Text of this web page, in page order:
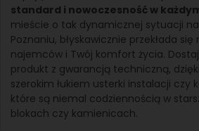
standard i nowoczesność w
mieście o tak dynamicznej sytuacji
Poznaniu, błyskawicznie przekłada
najemców i Twój komfort życia.
produkt z gwarancją techniczną,
szerokim łukiem usterki instalacji czy
które są niemal codziennością w
blokach czy kamienicach.